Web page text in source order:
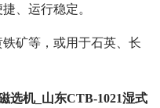
、运行稳定。
矿等，或用于石英、长
选机_山东CTB-1021湿式